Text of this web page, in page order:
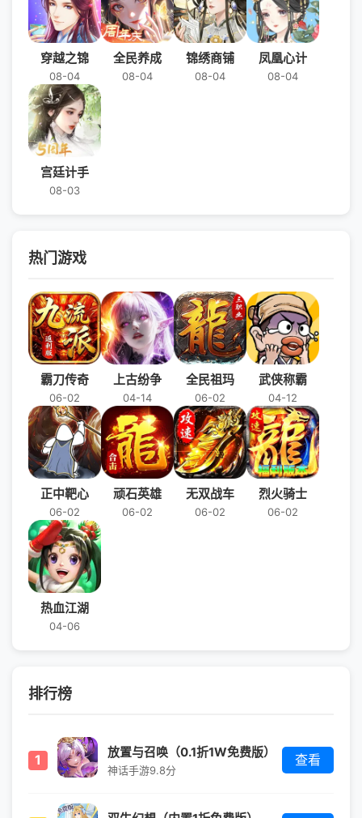
穿越之锦
08-04
全民养成
08-04
锦绣商铺
08-04
凤凰心计
08-04
宫廷计手
08-03
热门游戏
霸刀传奇
06-02
上古纷争
04-14
全民祖玛
06-02
武侠称霸
04-12
正中靶心
06-02
顽石英雄
06-02
无双战车
06-02
烈火骑士
06-02
热血江湖
04-06
排行榜
1 放置与召唤（0.1折1W免费版）
神话手游9.8分
查看